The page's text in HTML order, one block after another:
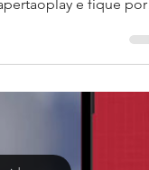
e fique por